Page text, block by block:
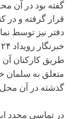
گفته بود در آن
قرار گرفته و در
دفتر نیز توسط
طریق کارکنان
متعلق به سلمان
گذشته در آن
در تماسی مجدد